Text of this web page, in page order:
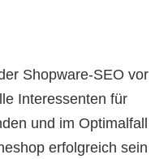
Shopware-SEO vor
Interessenten für
und im Optimalfall
erfolgreich sein